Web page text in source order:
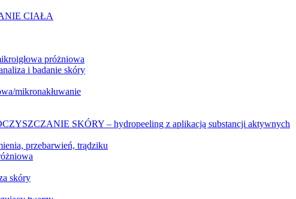
CIAŁA
próżniowa
i badanie skóry
mikronakłuwanie
SKÓRY – hydropeeling z aplikacją substancji aktywnych
przebarwień, trądziku
skóry